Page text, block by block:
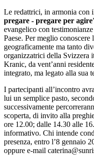
Le redattrici, in armonia con
pregare - pregare per agire
evangelico con
Paese. Per meglio
geograficamente ma tanto
organizzatrici della Svizzera
Kranic, da vent’anni
integrato, ma legato alla sua
I partecipanti all’incontro
lui un semplice pasto,
successivamente
scoperta, di invito alla
ore 12.00; dalle 14.30 alle
informativo. Chi intende
presenza, entro l’8 gennaio
oppure e-mail